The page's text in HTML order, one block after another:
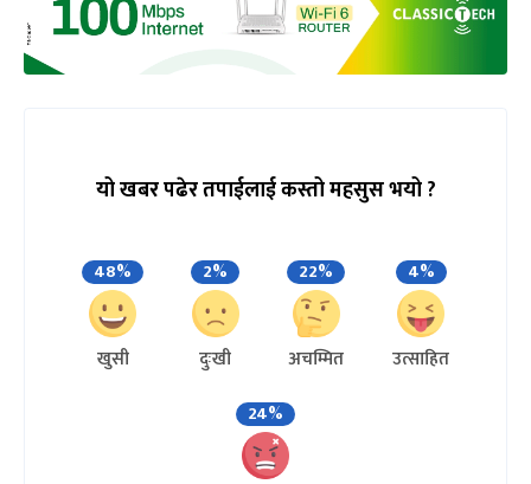
यो खबर पढेर तपाईलाई कस्तो महसुस भयो ?
48%
खुसी
2%
दुःखी
22%
अचम्मित
4%
उत्साहित
24%